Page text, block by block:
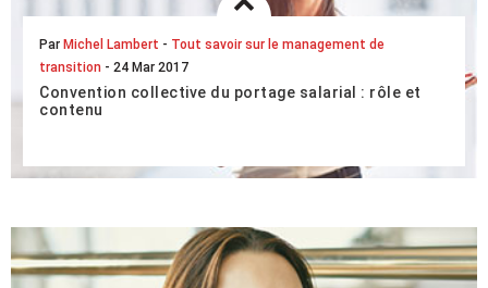
Par Michel Lambert - Tout savoir sur le management de
transition - 24 Mar 2017
Convention collective du portage salarial : rôle et
contenu
Après la création d’une branche professi...
LIRE L'ARTICLE COMPLET